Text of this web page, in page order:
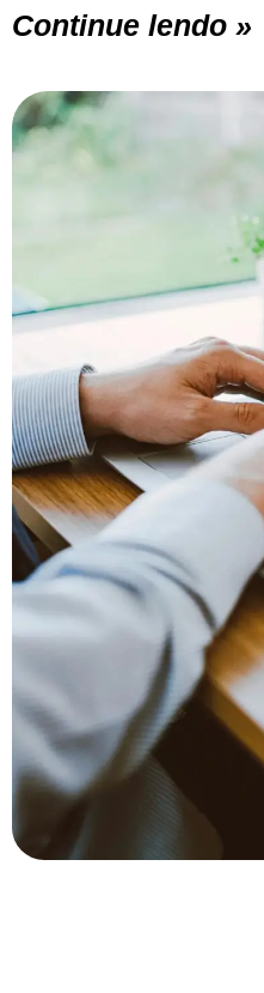
Continue lendo »